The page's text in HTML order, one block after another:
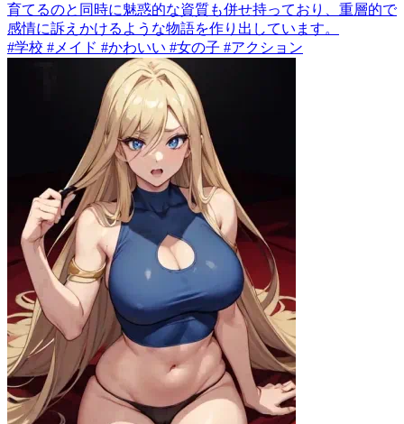
育てるのと同時に魅惑的な資質も併せ持っており、重層的で
感情に訴えかけるような物語を作り出しています。
#学校 #メイド #かわいい #女の子 #アクション